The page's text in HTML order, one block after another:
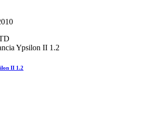
II 1.2